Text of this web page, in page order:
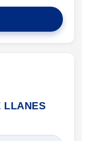
LLANES